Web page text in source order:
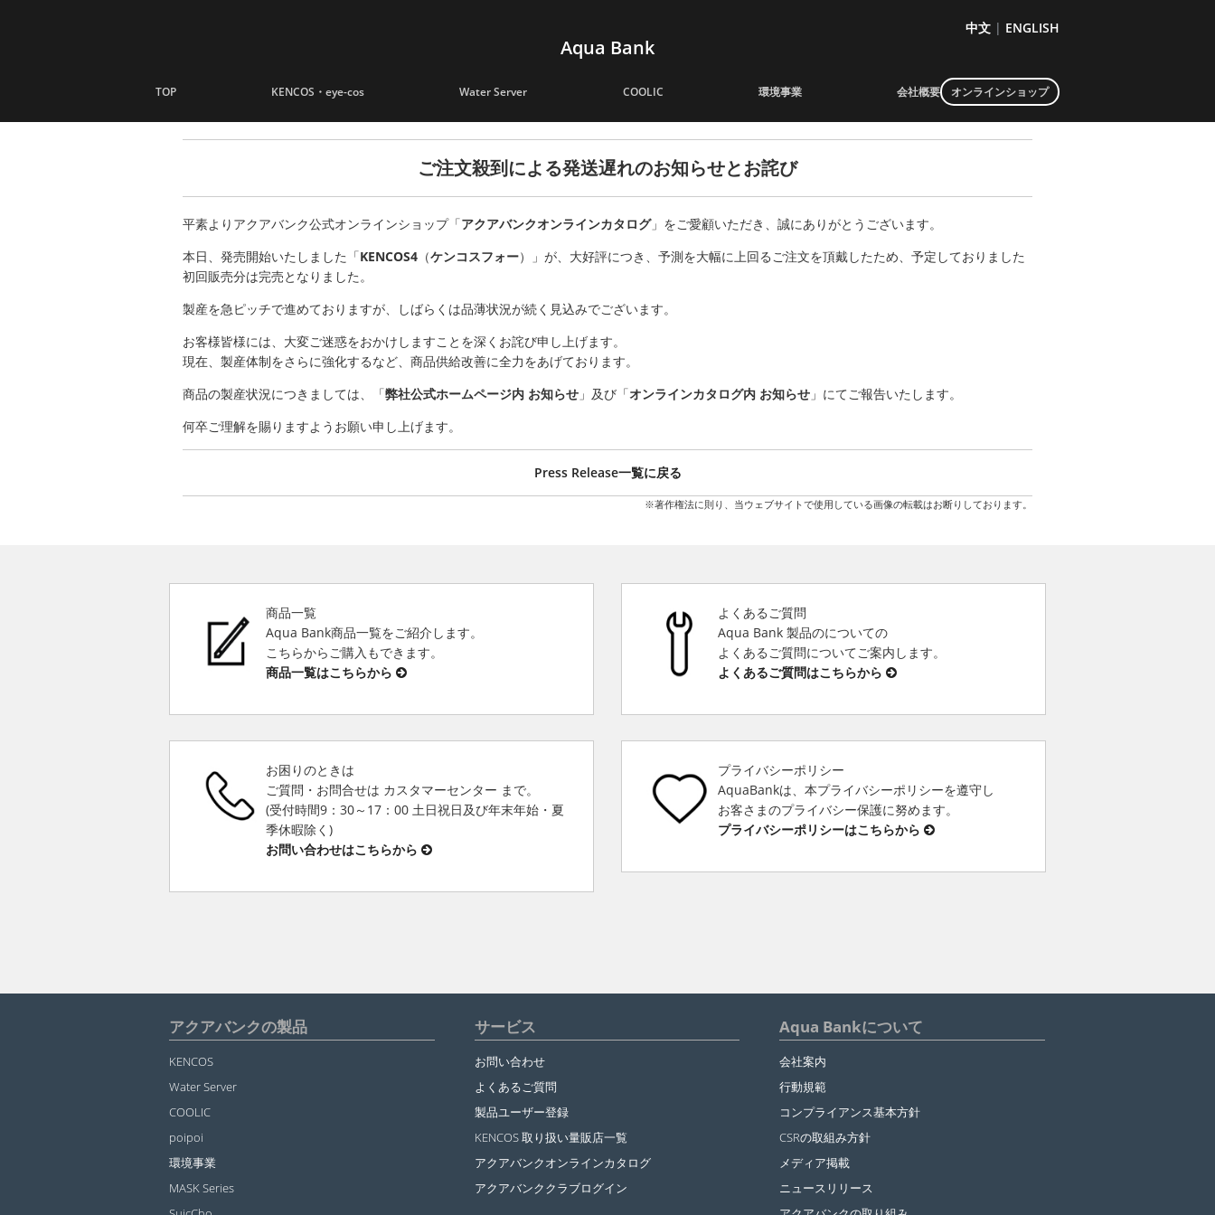
中文 | ENGLISH
Aqua Bank
TOP KENCOS・eye-cos Water Server COOLIC 環境事業 会社概要 オンラインショップ
ご注文殺到による発送遅れのお知らせとお詫び
平素よりアクアバンク公式オンラインショップ「アクアバンクオンラインカタログ」をご愛顧いただき、誠にありがとうございます。
本日、発売開始いたしました「KENCOS4 （ケンコスフォー）」が、大好評につき、予測を大幅に上回るご注文を頂戴したため、予定しておりました
初回販売分は完売となりました。
製産を急ピッチで進めておりますが、しばらくは品薄状況が続く見込みでございます。
お客様皆様には、大変ご迷惑をおかけしますことを深くお詫び申し上げます。
現在、製産体制をさらに強化するなど、商品供給改善に全力をあげております。
商品の製産状況につきましては、「弊社公式ホームページ内 お知らせ 」及び「オンラインカタログ内 お知らせ 」にてご報告いたします。
何卒ご理解を賜りますようお願い申し上げます。
Press Release一覧に戻る
※著作権法に則り、当ウェブサイトで使用している画像の転載はお断りしております。
商品一覧
Aqua Bank商品一覧をご紹介します。
こちらからご購入もできます。
商品一覧はこちらから
よくあるご質問
Aqua Bank 製品のについての
よくあるご質問についてご案内します。
よくあるご質問はこちらから
お困りのときは
ご質問・お問合せは カスタマーセンター まで。
(受付時間9：30～17：00 土日祝日及び年末年始・夏
季休暇除く)
お問い合わせはこちらから
プライバシーポリシー
AquaBankは、本プライバシーポリシーを遵守し
お客さまのプライバシー保護に努めます。
プライバシーポリシーはこちらから
アクアバンクの製品
KENCOS
Water Server
COOLIC
poipoi
環境事業
MASK Series
サービス
お問い合わせ
よくあるご質問
製品ユーザー登録
KENCOS 取り扱い量販店一覧
アクアバンクオンラインカタログ
アクアバンククラブログイン
Aqua Bankについて
会社案内
行動規範
コンプライアンス基本方針
CSRの取組み方針
メディア掲載
ニュースリリース